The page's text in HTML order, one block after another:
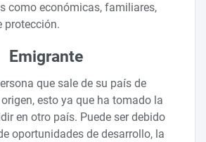
como económicas, familiares,
protección.
Emigrante
que sale de su país de
esto ya que ha tomado la
en otro país. Puede ser debido
oportunidades de desarrollo, la